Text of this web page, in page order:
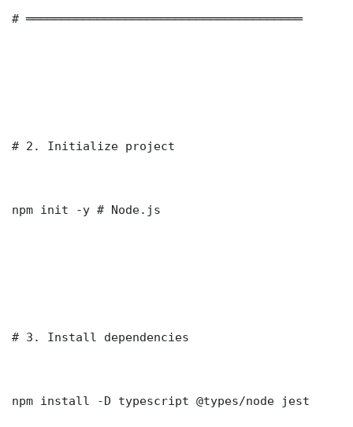
# ═══════════════════════════════════════
# 2. Initialize project
npm init -y # Node.js
# 3. Install dependencies
npm install -D typescript @types/node jest